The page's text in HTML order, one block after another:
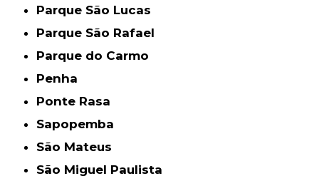
Parque São Lucas
Parque São Rafael
Parque do Carmo
Penha
Ponte Rasa
Sapopemba
São Mateus
São Miguel Paulista